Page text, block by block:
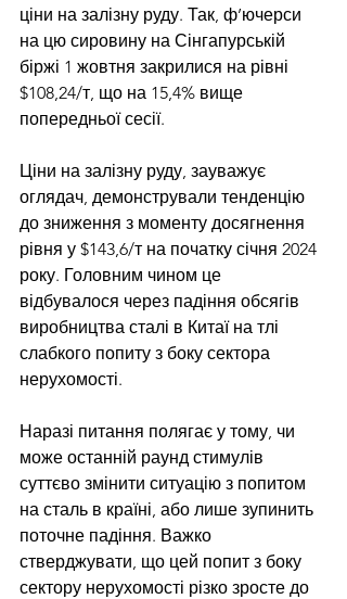
ціни на залізну руду. Так, ф’ючерси
на цю сировину на Сінгапурській
біржі 1 жовтня закрилися на рівні
$108,24/т, що на 15,4% вище
попередньої сесії.
Ціни на залізну руду, зауважує
оглядач, демонстрували тенденцію
до зниження з моменту досягнення
рівня у $143,6/т на початку січня 2024
року. Головним чином це
відбувалося через падіння обсягів
виробництва сталі в Китаї на тлі
слабкого попиту з боку сектора
нерухомості.
Наразі питання полягає у тому, чи
може останній раунд стимулів
суттєво змінити ситуацію з попитом
на сталь в країні, або лише зупинить
поточне падіння. Важко
стверджувати, що цей попит з боку
сектору нерухомості різко зросте до